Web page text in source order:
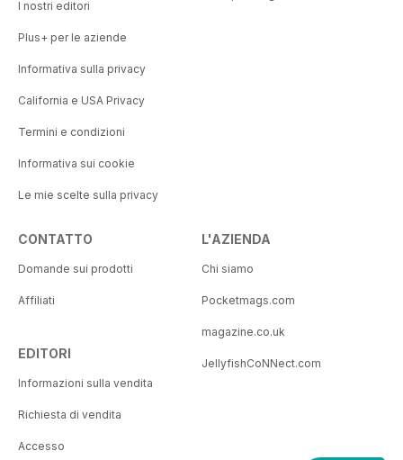
I nostri editori
Plus+ per le aziende
Informativa sulla privacy
California e USA Privacy
Termini e condizioni
Informativa sui cookie
Le mie scelte sulla privacy
CONTATTO
Domande sui prodotti
Affiliati
EDITORI
Informazioni sulla vendita
Richiesta di vendita
Accesso
L'AZIENDA
Chi siamo
Pocketmags.com
magazine.co.uk
JellyfishCoNNect.com